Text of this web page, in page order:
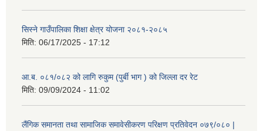
सिस्ने गाउँपालिका शिक्षा क्षेत्र योजना २०८१-२०८५
मिति: 06/17/2025 - 17:12
आ.ब. ०८१/०८२ को लागि रुकुम (पुर्बी भाग ) को जिल्ला दर रेट
मिति: 09/09/2024 - 11:02
लैंगिक समानता तथा सामाजिक समावेसीकरण परिक्षण प्रतिवेदन ०७९/०८० |